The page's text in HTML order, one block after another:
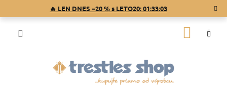
🔥 LEN DNES −20 % s LETO20:01:33:02